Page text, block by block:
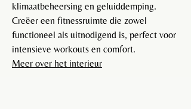
klimaatbeheersing en geluiddemping.
Creëer een fitnessruimte die zowel
functioneel als uitnodigend is, perfect voor
intensieve workouts en comfort.
Meer over het interieur